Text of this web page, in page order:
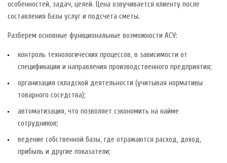
особенностей, задач, целей. Цена озвучивается клиенту после
составления базы услуг и подсчета сметы.
Разберем основные функциональные возможности АСУ:
контроль технологических процессов, в зависимости от
спецификации и направления производственного предприятия;
организация складской деятельности (учитывая нормативы
товарного соседства);
автоматизация, что позволяет сэкономить на найме
сотрудников;
ведение собственной базы, где отражаются расход, доход,
прибыль и другие показатели;